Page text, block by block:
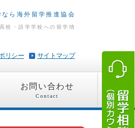
ら海外留学推進協会
校・語学学校への留学情
サイトマップ
リシー
お問い合わせ
Contact